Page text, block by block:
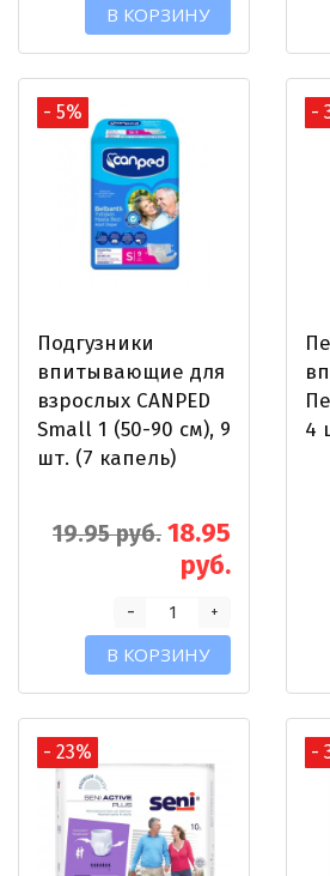
В КОРЗИНУ
- 5%
Подгузники
впитывающие для
взрослых CANPED
Small 1 (50-90 см), 9
шт. (7 капель)
19.95 руб. 18.95
руб.
+
-
В КОРЗИНУ
-
4
- 23% -